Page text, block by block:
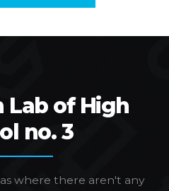
Lab of High
no. 3
where there aren't any